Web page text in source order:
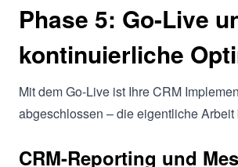
Phase 5: Go-Live
kontinuierliche
Mit dem Go-Live ist Ihre CRM
abgeschlossen – die eigentliche Arbeit
CRM-Reporting und